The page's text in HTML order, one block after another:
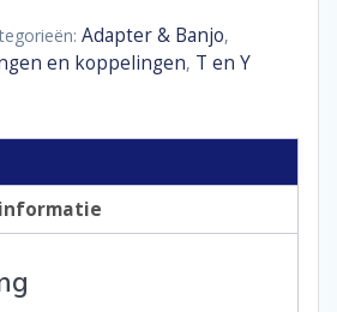
Adapter & Banjo,
en koppelingen, T en Y